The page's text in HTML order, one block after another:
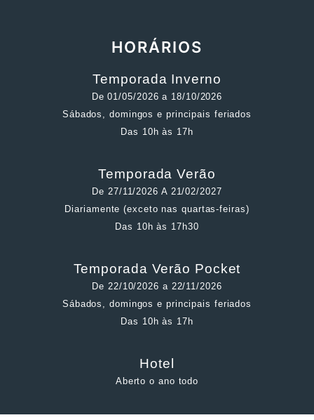
HORÁRIOS
Temporada Inverno
De 01/05/2026 a 18/10/2026
Sábados, domingos e principais feriados
Das 10h às 17h
Temporada Verão
De 27/11/2026 A 21/02/2027
Diariamente (exceto nas quartas-feiras)
Das 10h às 17h30
Temporada Verão Pocket
De 22/10/2026 a 22/11/2026
Sábados, domingos e principais feriados
Das 10h às 17h
Hotel
Aberto o ano todo